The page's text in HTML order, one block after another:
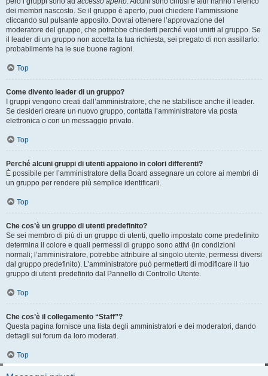
dei membri nascosto. Se il gruppo è aperto, puoi chiedere l’ammissione
cliccando sul pulsante apposito. Dovrai ottenere l’approvazione del
moderatore del gruppo, che potrebbe chiederti perché vuoi unirti al gruppo. Se
il leader di un gruppo non accetta la tua richiesta, sei pregato di non assillarlo:
probabilmente ha le sue buone ragioni.
Top
Come divento leader di un gruppo?
I gruppi vengono creati dall’amministratore, che ne stabilisce anche il leader.
Se desideri creare un nuovo gruppo, contatta l’amministratore via posta
elettronica o con un messaggio privato.
Top
Perché alcuni gruppi di utenti appaiono in colori differenti?
È possibile per l’amministratore della Board assegnare un colore ai membri di
un gruppo per rendere più semplice identificarli.
Top
Che cos’è un gruppo di utenti predefinito?
Se sei membro di più di un gruppo di utenti, quello impostato come predefinito
determina il colore e quali permessi di gruppo sono attivi (in condizioni
normali; l’amministratore, potrebbe attribuire al singolo utente, permessi diversi
dal gruppo predefinito). L’amministratore può permetterti di modificare il tuo
gruppo di utenti predefinito dal Pannello di Controllo Utente.
Top
Che cos’è il collegamento “Staff”?
Questa pagina fornisce una lista degli amministratori e dei moderatori, dando
dettagli sui forum da loro moderati.
Top